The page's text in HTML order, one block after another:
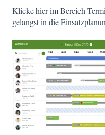
Klicke hier im Bereich
gelangst in die